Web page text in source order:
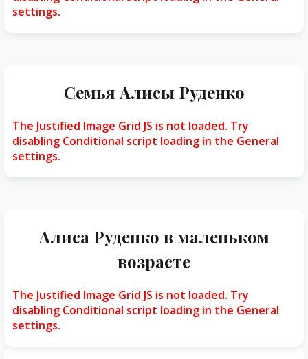
settings.
Семья Алисы Руденко
The Justified Image Grid JS is not loaded. Try
disabling Conditional script loading in the General
settings.
Алиса Руденко в маленьком
возрасте
The Justified Image Grid JS is not loaded. Try
disabling Conditional script loading in the General
settings.